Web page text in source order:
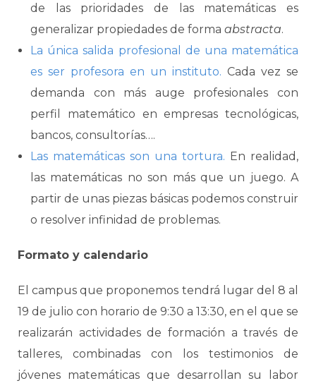
de las prioridades de las matemáticas es
generalizar propiedades de forma abstracta.
La única salida profesional de una matemática
es ser profesora en un instituto. Cada vez se
demanda con más auge profesionales con
perfil matemático en empresas tecnológicas,
bancos, consultorías….
Las matemáticas son una tortura. En realidad,
las matemáticas no son más que un juego. A
partir de unas piezas básicas podemos construir
o resolver infinidad de problemas.
Formato y calendario
El campus que proponemos tendrá lugar del 8 al
19 de julio con horario de 9:30 a 13:30, en el que se
realizarán actividades de formación a través de
talleres, combinadas con los testimonios de
jóvenes matemáticas que desarrollan su labor